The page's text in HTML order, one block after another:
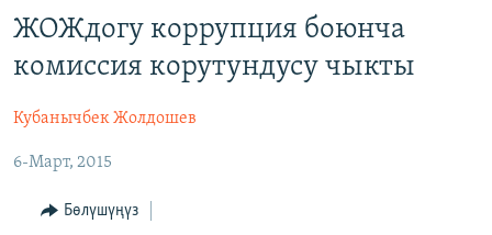
Издөөгө
салыңыз
ЭКОНОМИКА
МАДАНИЯТ
БОРБОР АЗИЯ
АТАЙЫН ИЛИКТӨӨ
ТВ ПРОГРАММАЛАР
БҮГҮН АЗАТТЫКТА
ПОДКАСТ
ЖОЖдогу коррупция боюнча
комиссия корутундусу чыкты
Кубанычбек Жолдошев
6-Март, 2015
Бөлүшүңүз